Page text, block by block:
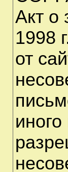
Акт о
1998
от